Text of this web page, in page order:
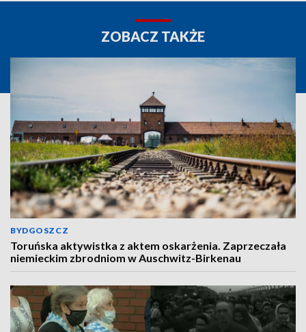
ZOBACZ TAKŻE
BYDGOSZCZ
Toruńska aktywistka z aktem oskarżenia. Zaprzeczała
niemieckim zbrodniom w Auschwitz-Birkenau